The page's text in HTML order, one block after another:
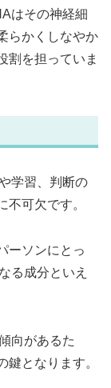
はその神経細
らかくしなやか
割を担っていま
学習、判断の
可欠です。
ーソンにとっ
る成分といえ
向があるた
となります。